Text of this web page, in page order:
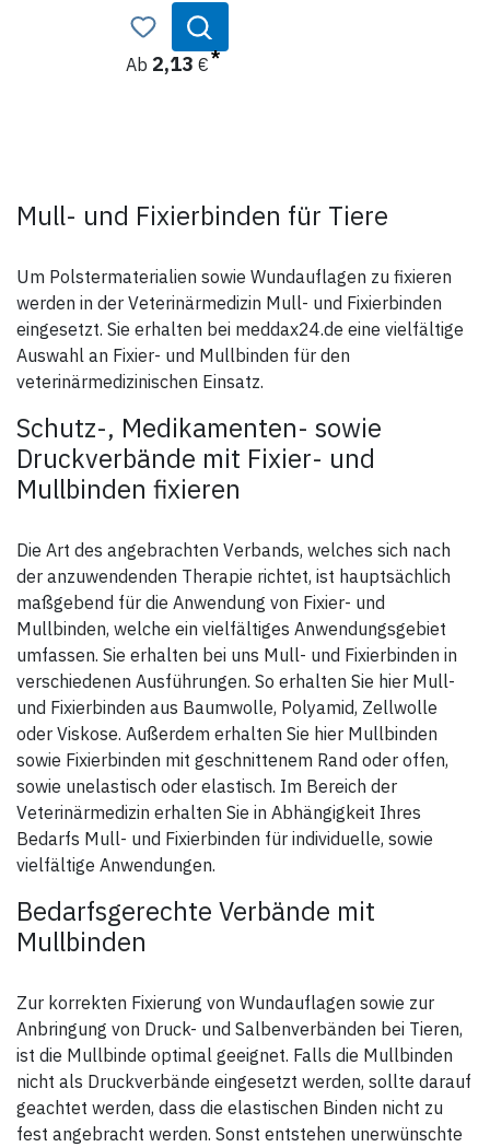
Folie und Großkarton
Ab 2,13 €
Mull- und Fixierbinden für Tiere
Um Polstermaterialien sowie Wundauflagen zu fixieren
werden in der Veterinärmedizin Mull- und Fixierbinden
eingesetzt. Sie erhalten bei meddax24.de eine vielfältige
Auswahl an Fixier- und Mullbinden für den
veterinärmedizinischen Einsatz.
Schutz-, Medikamenten- sowie
Druckverbände mit Fixier- und
Mullbinden fixieren
Die Art des angebrachten Verbands, welches sich nach
der anzuwendenden Therapie richtet, ist hauptsächlich
maßgebend für die Anwendung von Fixier- und
Mullbinden, welche ein vielfältiges Anwendungsgebiet
umfassen. Sie erhalten bei uns Mull- und Fixierbinden in
verschiedenen Ausführungen. So erhalten Sie hier Mull-
und Fixierbinden aus Baumwolle, Polyamid, Zellwolle
oder Viskose. Außerdem erhalten Sie hier Mullbinden
sowie Fixierbinden mit geschnittenem Rand oder offen,
sowie unelastisch oder elastisch. Im Bereich der
Veterinärmedizin erhalten Sie in Abhängigkeit Ihres
Bedarfs Mull- und Fixierbinden für individuelle, sowie
vielfältige Anwendungen.
Bedarfsgerechte Verbände mit
Mullbinden
Zur korrekten Fixierung von Wundauflagen sowie zur
Anbringung von Druck- und Salbenverbänden bei Tieren,
ist die Mullbinde optimal geeignet. Falls die Mullbinden
nicht als Druckverbände eingesetzt werden, sollte darauf
geachtet werden, dass die elastischen Binden nicht zu
fest angebracht werden. Sonst entstehen unerwünschte